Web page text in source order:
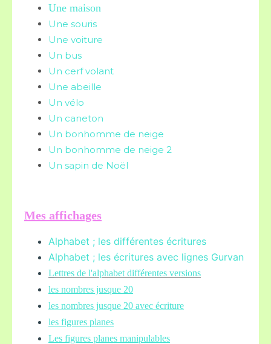
Une maison
Une souris
Une voiture
Un bus
Un cerf volant
Une abeille
Un vélo
Un caneton
Un bonhomme de neige
Un bonhomme de neige 2
Un sapin de Noël
Mes affichages
Alphabet ; les différentes écritures
Alphabet ; les écritures avec lignes Gurvan
Lettres de l'alphabet différentes versions
les nombres jusque 20
les nombres jusque 20 avec écriture
les figures planes
Les figures planes manipulables